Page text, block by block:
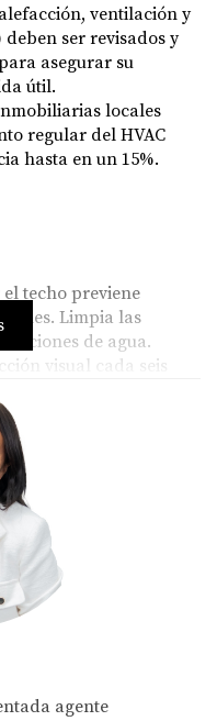
ventilación y
ser revisados y
asegurar su
útil.
locales
regular del HVAC
hasta en un 15%.
techo previene
Limpia las
de agua.
visual cada seis
fuertes.
no solo mejora la
también su valor.
y arbustos y mantén
con buen paisajismo
un 10% y un 15%.
agente